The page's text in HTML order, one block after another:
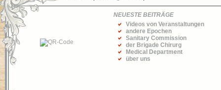
NEUESTE BEITRÄGE
Videos von Veranstaltungen
andere Epochen
Sanitary Commission
der Brigade Chirurg
Medical Department
über uns